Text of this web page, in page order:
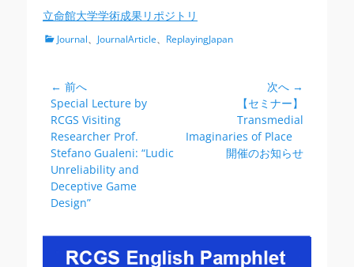
立命館大学学術成果リポジトリ
カ Journal、 JournalArticle、 ReplayingJapan
投
稿
ナ
ビ
ゲ
ー
シ
ョ
ン
← 前へ
前
の
投
稿:
Special Lecture by
RCGS Visiting
Researcher Prof.
Stefano Gualeni: “Ludic
Unreliability and
Deceptive Game
Design”
次へ →
投
【セミナー】
Transmedial
Imaginaries of Place
開催のお知らせ